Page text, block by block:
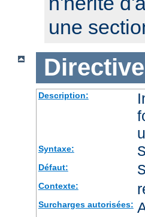
une
Directive
Description:
Syntaxe:
Défaut:
Contexte:
Surcharges autorisées: